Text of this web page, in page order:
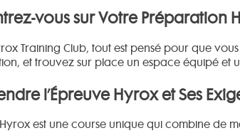
vous sur Votre Préparation
Training Club, tout est pensé pour que
et trouvez sur place un espace équipé
l’Épreuve Hyrox et Ses
Hyrox est une course unique qui combine de